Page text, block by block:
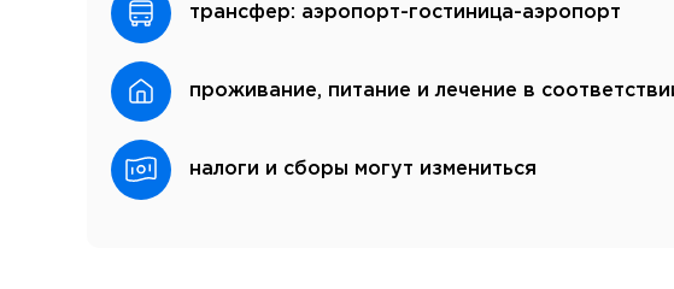
трансфер: аэропорт-гостиница-аэропорт
проживание, питание и лечение в
налоги и сборы могут измениться